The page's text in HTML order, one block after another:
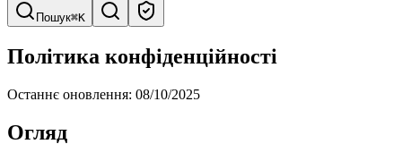
Пошук⌘K
Пошук інструментів
Швидкий пошук інструментів
Політика конфіденційності
Останнє оновлення: 08/10/2025
Огляд